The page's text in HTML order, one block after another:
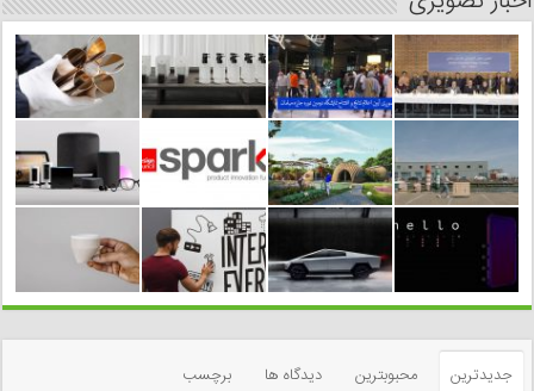
جدیدترین محبوبترین دیدگاه ها
برچسب